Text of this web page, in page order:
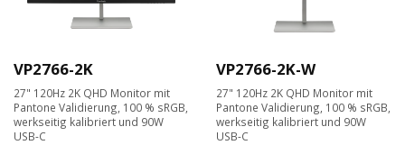
VP2766-2K
27" 120Hz 2K QHD Monitor mit
Pantone Validierung, 100 % sRGB,
werkseitig kalibriert und 90W
USB-C
VP2766-2K-W
27" 120Hz 2K QHD Monitor mit
Pantone Validierung, 100 % sRGB,
werkseitig kalibriert und 90W
USB-C